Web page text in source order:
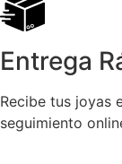
Entrega
Recibe tus joyas
seguimiento